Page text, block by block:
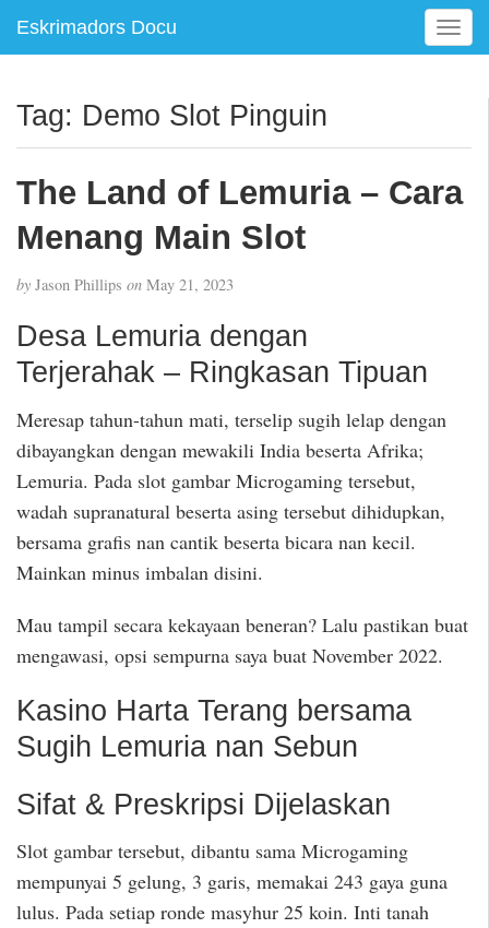
Eskrimadors Docu
T
o
e
a
Tag: Demo Slot Pinguin
The Land of Lemuria – Cara
Menang Main Slot
by Jason Phillips on May 21, 2023
Desa Lemuria dengan
Terjerahak – Ringkasan Tipuan
Meresap tahun-tahun mati, terselip sugih lelap dengan
dibayangkan dengan mewakili India beserta Afrika;
Lemuria. Pada slot gambar Microgaming tersebut,
wadah supranatural beserta asing tersebut dihidupkan,
bersama grafis nan cantik beserta bicara nan kecil.
Mainkan minus imbalan disini.
Mau tampil secara kekayaan beneran? Lalu pastikan buat
mengawasi, opsi sempurna saya buat November 2022.
Kasino Harta Terang bersama
Sugih Lemuria nan Sebun
Sifat & Preskripsi Dijelaskan
Slot gambar tersebut, dibantu sama Microgaming
mempunyai 5 gelung, 3 garis, memakai 243 gaya guna
lulus. Pada setiap ronde masyhur 25 koin. Inti tanah